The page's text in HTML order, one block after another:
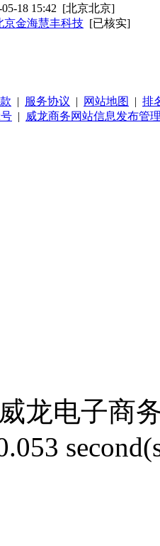
05-18 15:42 [北京北京]
京金海慧丰科技 [已核实]
| 服务协议 | 网站地图 | 排
| 威龙商务网站信息发布管
龙电子商